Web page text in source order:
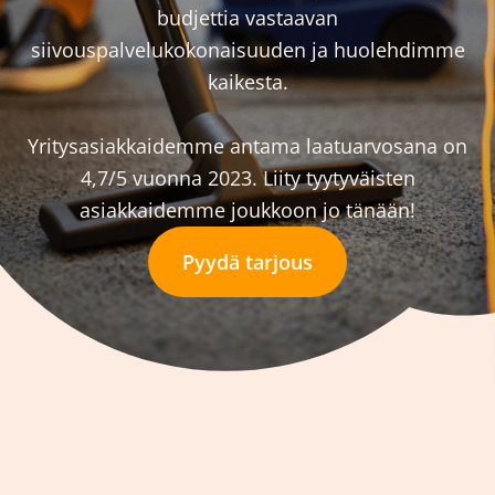
budjettia vastaavan
siivouspalvelukokonaisuuden ja huolehdimme
kaikesta.
Yritysasiakkaidemme antama laatuarvosana on
4,7/5 vuonna 2023. Liity tyytyväisten
asiakkaidemme joukkoon jo tänään!
Pyydä tarjous